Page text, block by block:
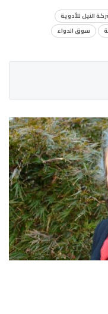
النيل للأدوية
سوق الدواء